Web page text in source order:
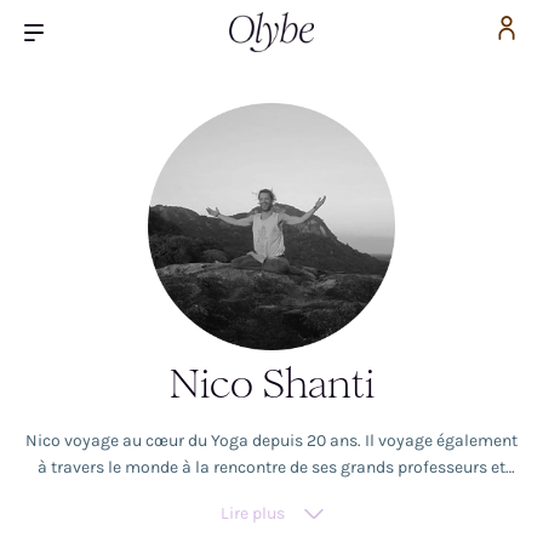
Nico Shanti
Nico voyage au cœur du Yoga depuis 20 ans. Il voyage également
à travers le monde à la rencontre de ses grands professeurs et
Saraswati, Shri Prem Baba) ; mais aussi au plus profond de son
Lire plus